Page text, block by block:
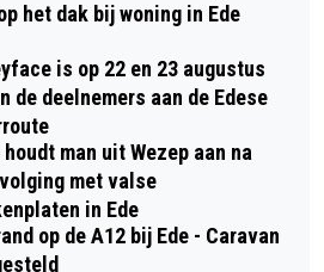
het dak bij woning in Ede
is op 22 en 23 augustus
de deelnemers aan de Edese
man uit Wezep aan na
met valse
in Ede
op de A12 bij Ede - Caravan